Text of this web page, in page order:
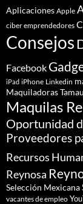
Aplicaciones Apple
ciber emprendedores
Consejos
Facebook
iPad iPhone Linkedin
Maquiladoras
Maquilas
Oportunidad
Proveedores
Recursos
Reynosa
Selección Mexicana
vacantes de empleo